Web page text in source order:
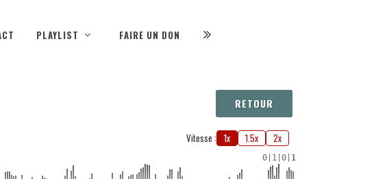
PLAYLIST FAIRE UN DON
RETOUR
Vitesse : 1x 1.5x 2x
0 1 0 1